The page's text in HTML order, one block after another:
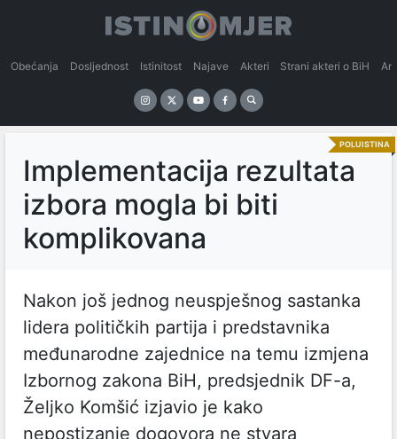
Obećanja Dosljednost Istinitost Najave Akteri Strani akteri o BiH
POLUISTINA
Implementacija rezultata
izbora mogla bi biti
komplikovana
Nakon još jednog neuspješnog sastanka
lidera političkih partija i predstavnika
međunarodne zajednice na temu izmjena
Izbornog zakona BiH, predsjednik DF-a,
Željko Komšić izjavio je kako
nepostizanje dogovora ne stvara